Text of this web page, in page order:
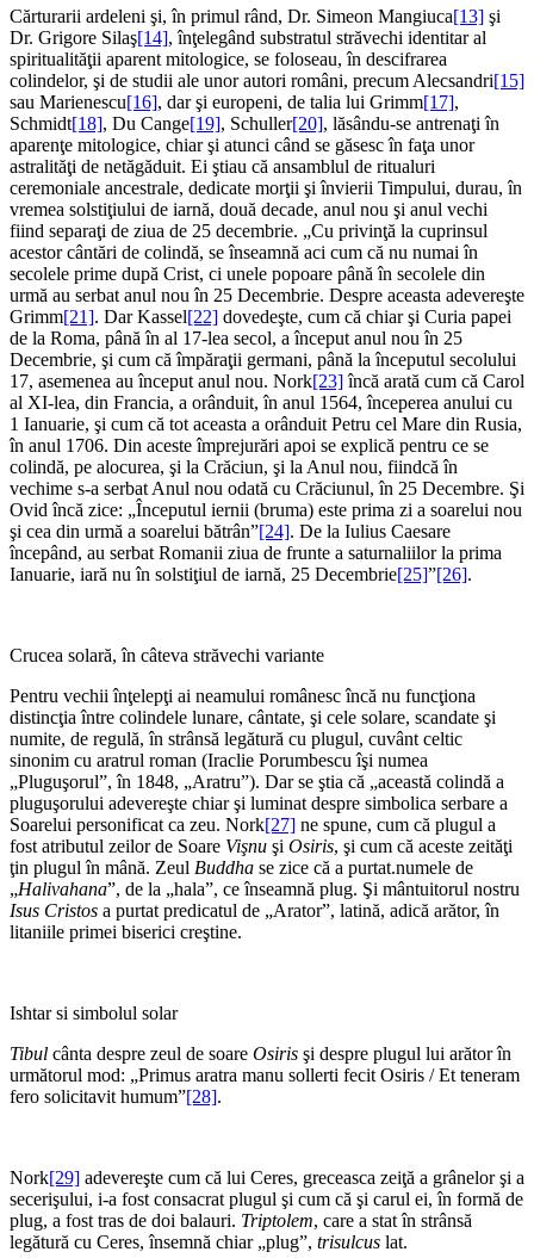
Cărturarii ardeleni şi, în primul rând, Dr. Simeon Mangiuca[13] şi
Dr. Grigore Silaş[14], înţelegând substratul străvechi identitar al
spiritualităţii aparent mitologice, se foloseau, în descifrarea
colindelor, şi de studii ale unor autori români, precum Alecsandri[15]
sau Marienescu[16], dar şi europeni, de talia lui Grimm[17],
Schmidt[18], Du Cange[19], Schuller[20], lăsându-se antrenaţi în
aparenţe mitologice, chiar şi atunci când se găsesc în faţa unor
astralităţi de netăgăduit. Ei ştiau că ansamblul de ritualuri
ceremoniale ancestrale, dedicate morţii şi învierii Timpului, durau, în
vremea solstiţiului de iarnă, două decade, anul nou şi anul vechi
fiind separaţi de ziua de 25 decembrie. „Cu privinţă la cuprinsul
acestor cântări de colindă, se înseamnă aci cum că nu numai în
secolele prime după Crist, ci unele popoare până în secolele din
urmă au serbat anul nou în 25 Decembrie. Despre aceasta adevereşte
Grimm[21]. Dar Kassel[22] dovedeşte, cum că chiar şi Curia papei
de la Roma, până în al 17-lea secol, a început anul nou în 25
Decembrie, şi cum că împăraţii germani, până la începutul secolului
17, asemenea au început anul nou. Nork[23]încă arată cum că Carol
al XI-lea, din Francia, a orânduit, în anul 1564, începerea anului cu
1 Ianuarie, şi cum că tot aceasta a orânduit Petru cel Mare din Rusia,
în anul 1706. Din aceste împrejurări apoi se explică pentru ce se
colindă, pe alocurea, şi la Crăciun, şi la Anul nou, fiindcă în
vechime s-a serbat Anul nou odată cu Crăciunul, în 25 Decembre. Şi
Ovid încă zice: „Începutul iernii (bruma) este prima zi a soarelui nou
şi cea din urmă a soarelui bătrân”[24]. De la Iulius Caesare
începând, au serbat Romanii ziua de frunte a saturnaliilor la prima
Ianuarie, iară nu în solstiţiul de iarnă, 25 Decembrie[25]”[26].
Crucea solară, în câteva străvechi variante
Pentru vechii înţelepţi ai neamului românesc încă nu funcţiona
distincţia între colindele lunare, cântate, şi cele solare, scandate şi
numite, de regulă, în strânsă legătură cu plugul, cuvânt celtic
sinonim cu aratrul roman (Iraclie Porumbescu îşi numea
„Pluguşorul”, în 1848, „Aratru”). Dar se ştia că „această colindă a
pluguşorului adevereşte chiar şi luminat despre simbolica serbare a
Soarelui personificat ca zeu. Nork[27] ne spune, cum că plugul a
fost atributul zeilor de Soare Vişnu şi Osiris, şi cum că aceste zeităţi
ţin plugul în mână. Zeul Buddha se zice că a purtat.numele de
„Halivahana”, de la „hala”, ce înseamnă plug. Şi mântuitorul nostru
Isus Cristos a purtat predicatul de „Arator”, latină, adică arător, în
litaniile primei biserici creştine.
Ishtar si simbolul solar
Tibul cânta despre zeul de soare Osiris şi despre plugul lui arător în
următorul mod: „Primus aratra manu sollerti fecit Osiris / Et teneram
fero solicitavit humum”[28].
Nork[29] adevereşte cum că lui Ceres, greceasca zeiţă a grânelor şi a
secerişului, i-a fost consacrat plugul şi cum că şi carul ei, în formă de
plug, a fost tras de doi balauri. Triptolem, care a stat în strânsă
legătură cu Ceres, însemnă chiar „plug”, trisulcus lat.